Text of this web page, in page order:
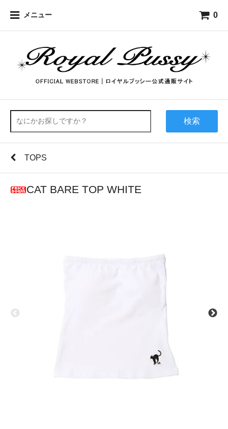
メニュー 0
検索
TOPS
CAT BARE TOP WHITE